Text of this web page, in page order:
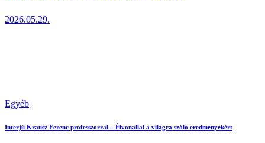
2026.05.29.
Egyéb
Interjú Krausz Ferenc professzorral – Élvonallal a világra szóló eredményekért